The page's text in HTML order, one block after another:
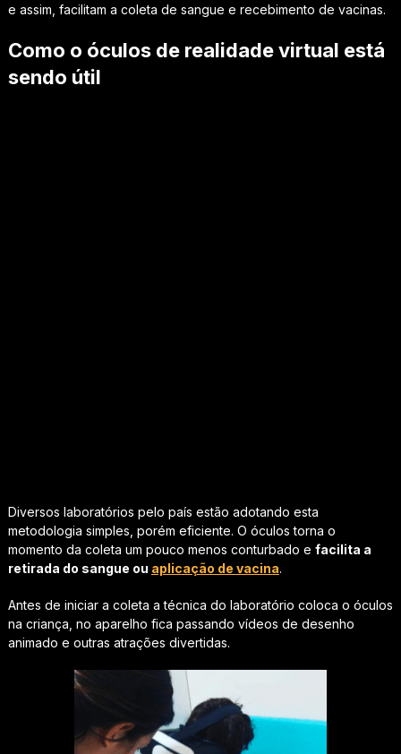
e assim, facilitam a coleta de sangue e recebimento de vacinas.
Como o óculos de realidade virtual está
sendo útil
Diversos laboratórios pelo país estão adotando esta
metodologia simples, porém eficiente. O óculos torna o
momento da coleta um pouco menos conturbado e facilita a
retirada do sangue ou aplicação de vacina.
Antes de iniciar a coleta a técnica do laboratório coloca o óculos
na criança, no aparelho fica passando vídeos de desenho
animado e outras atrações divertidas.